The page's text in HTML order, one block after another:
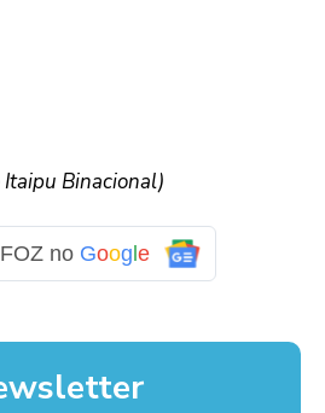
Binacional)
no Goog e